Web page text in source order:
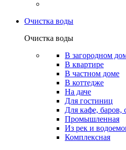
Очистка воды
Очистка воды
В загородном
В квартире
В частном доме
В коттедже
На даче
Для гостиниц
Для кафе, баров,
Промышленная
Из рек и
Комплексная